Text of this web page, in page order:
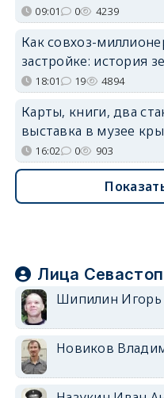
09:01 0 4239
Как совхоз-
застройке: история
18:01 19 4894
Карты, книги, два
выставка в музее
16:02 0 903
Лица
Шипилин Игорь
Новиков